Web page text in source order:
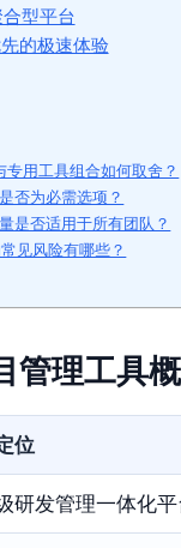
型平台
的极速体验
专用工具组合如何取舍？
否为必需选项？
是否适用于所有团队？
见风险有哪些？
管理工具
位
研发管理一体化平